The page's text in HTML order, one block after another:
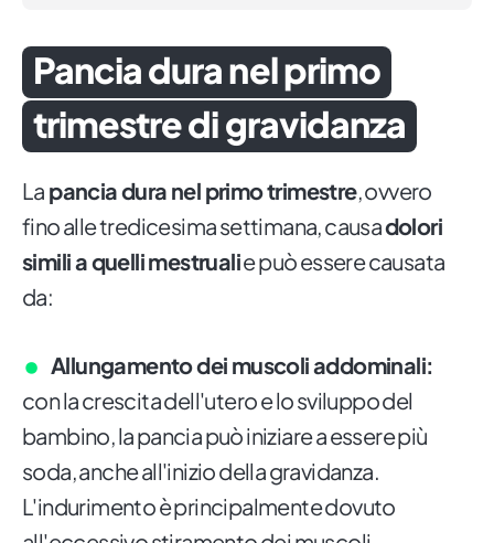
Pancia dura nel primo
trimestre di gravidanza
La pancia dura nel primo trimestre, ovvero
fino alle tredicesima settimana, causadolori
simili a quelli mestrualie può essere causata
da:
Allungamento dei muscoli addominali:
con la crescita dell'utero e lo sviluppo del
bambino, la pancia può iniziare a essere più
soda, anche all'inizio della gravidanza.
L'indurimento è principalmente dovuto